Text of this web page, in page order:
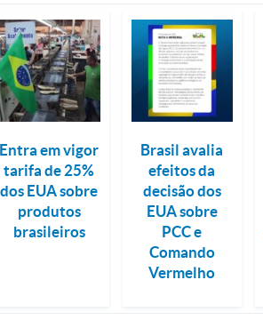
Entra em vigor
tarifa de 25%
dos EUA sobre
produtos
brasileiros
Brasil avalia
efeitos da
decisão dos
EUA sobre
PCC e
Comando
Vermelho